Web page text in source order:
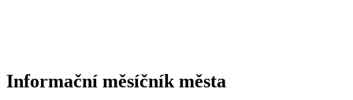
Informační měsíčník města